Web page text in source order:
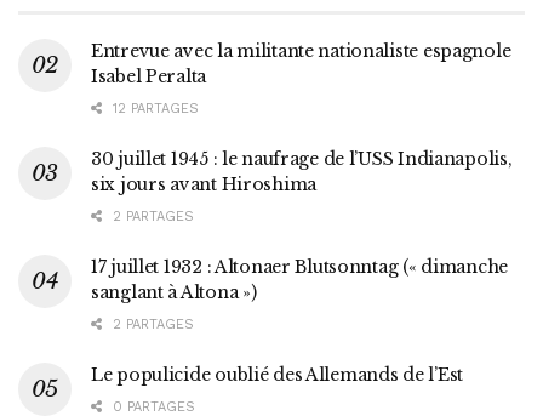
Entrevue avec la militante nationaliste espagnole
Isabel Peralta
12 PARTAGES
30 juillet 1945 : le naufrage de l’USS Indianapolis,
six jours avant Hiroshima
2 PARTAGES
17 juillet 1932 : Altonaer Blutsonntag (« dimanche
sanglant à Altona »)
2 PARTAGES
Le populicide oublié des Allemands de l’Est
0 PARTAGES